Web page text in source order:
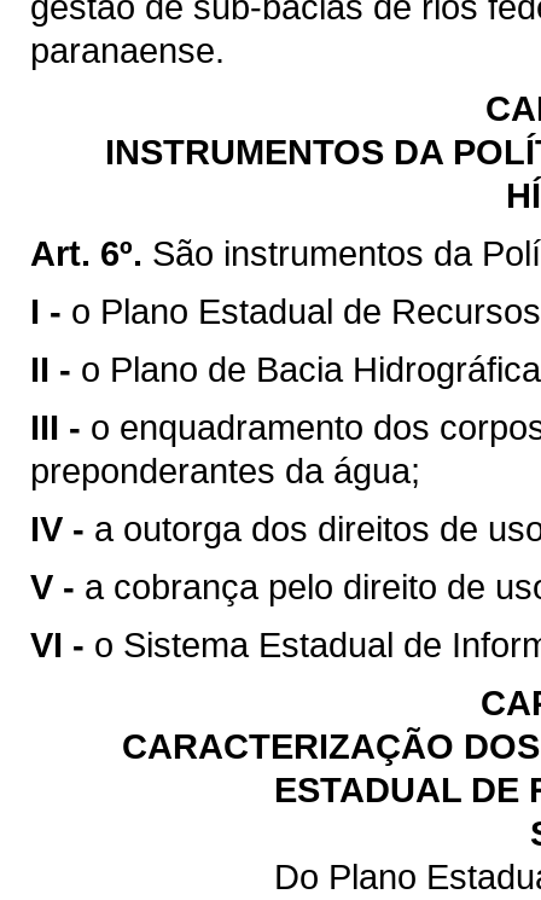
paranaense.
INSTRUMENTOS DA
Art. 6º. São instrumentos da
I - o Plano Estadual de
II - o Plano de Bacia
III - o enquadramento dos
preponderantes da água;
IV - a outorga dos direitos de
V - a cobrança pelo direito de
VI - o Sistema Estadual de
CARACTERIZAÇÃO
ESTADUAL DE
Do Plano